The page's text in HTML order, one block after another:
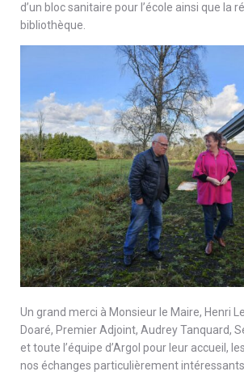
d’un bloc sanitaire pour l’école ainsi que la
bibliothèque.
Un grand merci à Monsieur le Maire, Henri
Doaré, Premier Adjoint, Audrey Tanquard,
et toute l’équipe d’Argol pour leur accueil,
nos échanges particulièrement